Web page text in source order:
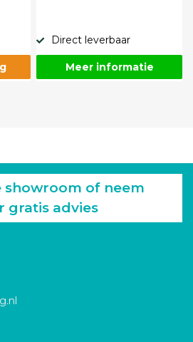
Direct leverbaar
Meer informatie
showroom of neem
gratis advies